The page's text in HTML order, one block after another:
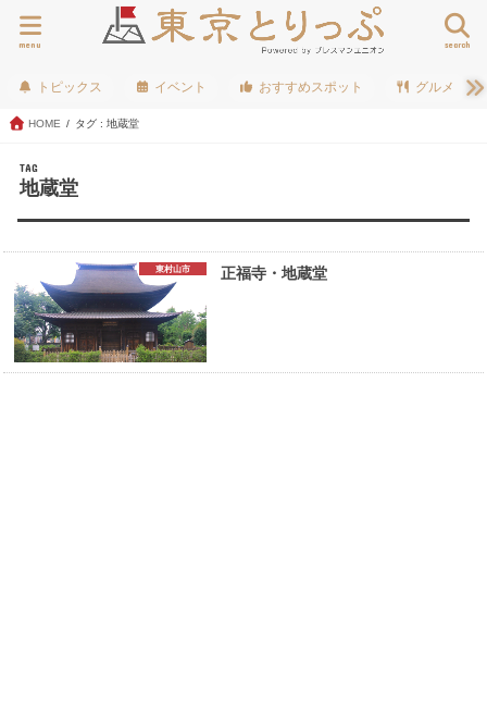
search
menu
トピックス イベント おすすめスポット グルメ
HOME タグ : 地蔵堂
TAG
地蔵堂
東村山市 正福寺・地蔵堂